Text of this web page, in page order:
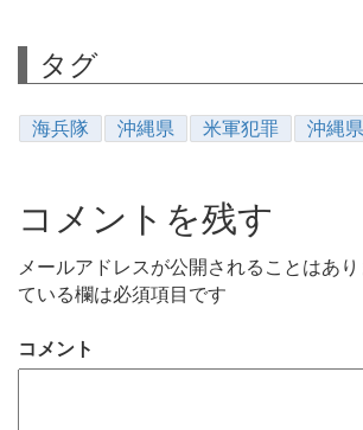
タグ
海兵隊 沖縄県 米軍犯罪 沖縄
コメントを残す
メールアドレスが公開されることはあり
ている欄は必須項目です
コメント